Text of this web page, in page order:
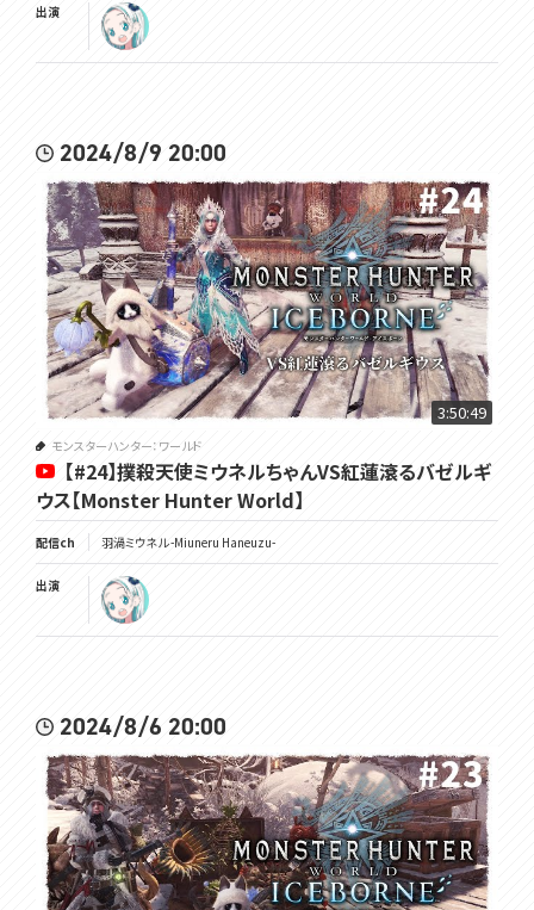
出演
2024/8/9 20:00
3:50:49
モンスターハンター：ワールド
【#24】撲殺天使ミウネルちゃんVS紅蓮滾るバゼルギ
ウス【Monster Hunter World】
配信ch 羽渦ミウネル -Miuneru Haneuzu-
出演
2024/8/6 20:00